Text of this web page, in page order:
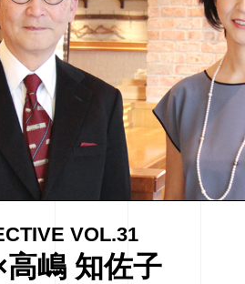
VOL.31
嶋 知佐子